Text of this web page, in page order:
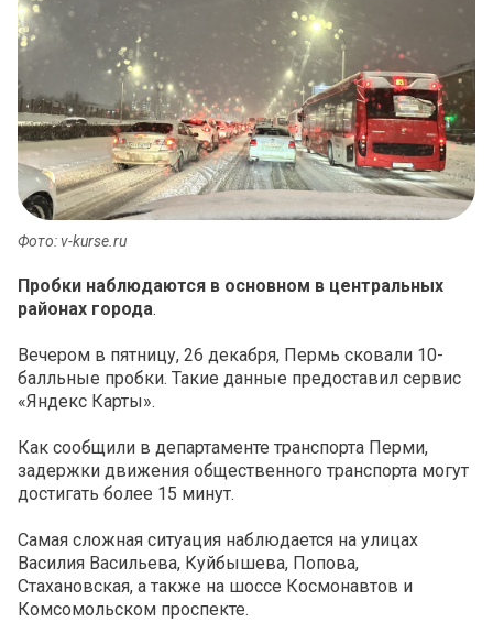
Фото: v-kurse.ru
Пробки наблюдаются в основном в центральных
районах города.
Вечером в пятницу, 26 декабря, Пермь сковали 10-
балльные пробки. Такие данные предоставил сервис
«Яндекс Карты».
Как сообщили в департаменте транспорта Перми,
задержки движения общественного транспорта могут
достигать более 15 минут.
Самая сложная ситуация наблюдается на улицах
Василия Васильева, Куйбышева, Попова,
Стахановская, а также на шоссе Космонавтов и
Комсомольском проспекте.